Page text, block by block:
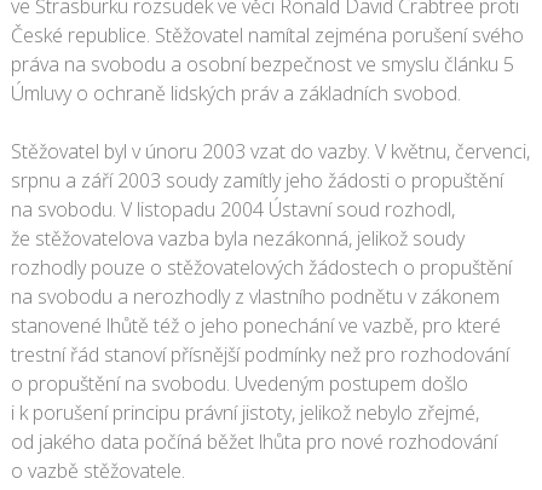
ve Štrasburku rozsudek ve věci Ronald David Crabtree proti
České republice. Stěžovatel namítal zejména porušení svého
práva na svobodu a osobní bezpečnost ve smyslu článku 5
Úmluvy o ochraně lidských práv a základních svobod.
Stěžovatel byl v únoru 2003 vzat do vazby. V květnu, červenci,
srpnu a září 2003 soudy zamítly jeho žádosti o propuštění
na svobodu. V listopadu 2004 Ústavní soud rozhodl,
že stěžovatelova vazba byla nezákonná, jelikož soudy
rozhodly pouze o stěžovatelových žádostech o propuštění
na svobodu a nerozhodly z vlastního podnětu v zákonem
stanovené lhůtě též o jeho ponechání ve vazbě, pro které
trestní řád stanoví přísnější podmínky než pro rozhodování
o propuštění na svobodu. Uvedeným postupem došlo
i k porušení principu právní jistoty, jelikož nebylo zřejmé,
od jakého data počíná běžet lhůta pro nové rozhodování
o vazbě stěžovatele.